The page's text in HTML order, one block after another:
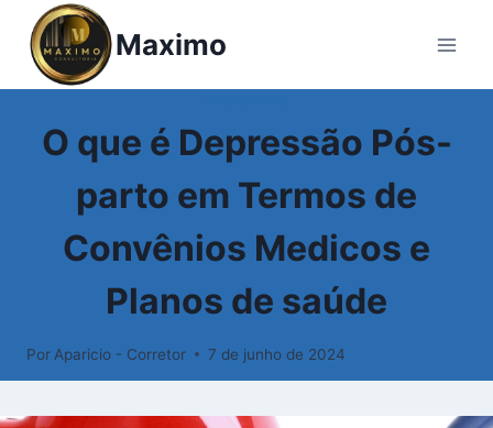
Pular
para
Maximo
O que é Depressão Pós-
parto em Termos de
Convênios Medicos e
Planos de saúde
Por Aparicio - Corretor 7 de junho de 2024